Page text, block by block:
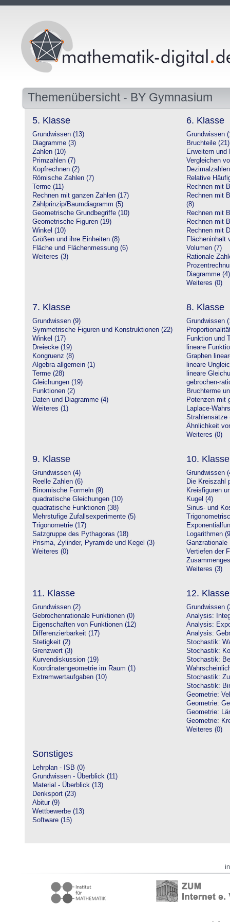
Themenübersicht - BY Gymnasium
5. Klasse
Grundwissen (13)
Diagramme (3)
Zahlen (10)
Primzahlen (7)
Kopfrechnen (2)
Römische Zahlen (7)
Terme (11)
Rechnen mit ganzen Zahlen (17)
Zählprinzip/Baumdiagramm (5)
Geometrische Grundbegriffe (10)
Geometrische Figuren (19)
Winkel (10)
Größen und ihre Einheiten (8)
Fläche und Flächenmessung (6)
Weiteres (3)
6. Klasse
Grundwissen
Bruchteile (21)
Erweitern und
Vergleichen
Relative
Rechnen mit
Rechnen mit
(8)
Rechnen mit
Rechnen mit
Rechnen mit
Flächeninhalt
Volumen (7)
Rationale
Diagramme (4)
Weiteres (0)
7. Klasse
Grundwissen (9)
Symmetrische Figuren und Konstruktionen (22)
Winkel (17)
Dreiecke (19)
Kongruenz (8)
Algebra allgemein (1)
Terme (28)
Gleichungen (19)
Funktionen (2)
Daten und Diagramme (4)
Weiteres (1)
8. Klasse
Grundwissen
Funktion und
lineare
Graphen
lineare
lineare
gebrochen-
Bruchterme
Potenzen mit
Laplace-
Strahlensätze
Ähnlichkeit
Weiteres (0)
9. Klasse
Grundwissen (4)
Reelle Zahlen (6)
Binomische Formeln (9)
quadratische Gleichungen (10)
quadratische Funktionen (38)
Mehrstufige Zufallsexperimente (5)
Trigonometrie (17)
Satzgruppe des Pythagoras (18)
Prisma, Zylinder, Pyramide und Kegel (3)
Weiteres (0)
10. Klasse
Grundwissen
Die Kreiszahl
Kreisfiguren
Kugel (4)
Sinus- und
Logarithmen
Ganzrationale
Vertiefen der
Weiteres (3)
11. Klasse
Grundwissen (2)
Gebrochenrationale Funktionen (0)
Eigenschaften von Funktionen (12)
Differenzierbarkeit (17)
Stetigkeit (2)
Grenzwert (3)
Kurvendiskussion (19)
Koordinatengeometrie im Raum (1)
Extremwertaufgaben (10)
12. Klasse
Grundwissen
Analysis:
Analysis:
Analysis:
Stochastik:
Stochastik:
Stochastik:
Stochastik:
Stochastik:
Geometrie:
Geometrie:
Geometrie:
Geometrie:
Weiteres (0)
Sonstiges
Lehrplan - ISB (0)
Grundwissen - Überblick (11)
Material - Überblick (13)
Denksport (23)
Abitur (9)
Wettbewerbe (13)
Software (15)